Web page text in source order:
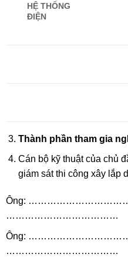
HỆ THỐNG
ĐIỆN
Thành phần tham gia
Cán bộ kỹ thuật của chủ
giám sát thi công xây lắp
Ông:
………………………………
Ông:
………………………………